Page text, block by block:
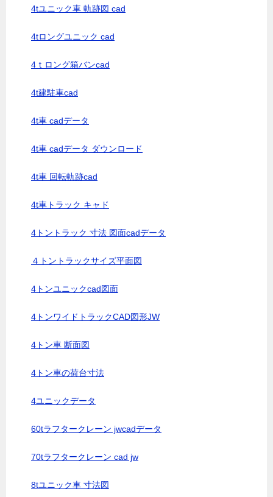
4tユニック車 軌跡図 cad
4tロングユニック cad
4ｔロング箱バンcad
4t建駐車cad
4t車 cadデータ
4t車 cadデータ ダウンロード
4t車 回転軌跡cad
4t車トラック キャド
4トントラック 寸法 図面cadデータ
４トントラックサイズ平面図
4トンユニックcad図面
4トンワイドトラックCAD図形JW
4トン車 断面図
4トン車の荷台寸法
4ユニックデータ
60tラフタークレーン jwcadデータ
70tラフタークレーン cad jw
8tユニック車 寸法図